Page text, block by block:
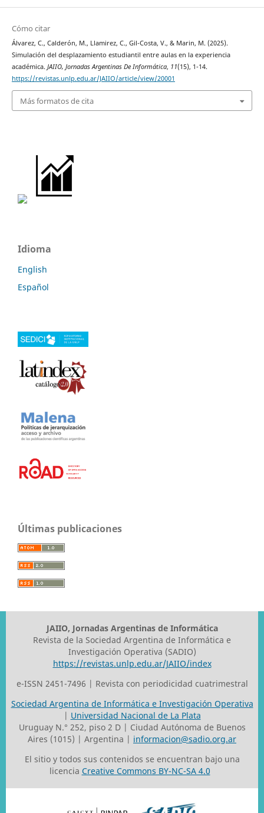
Cómo citar
Álvarez, C., Calderón, M., Llamirez, C., Gil-Costa, V., & Marin, M. (2025).
Simulación del desplazamiento estudiantil entre aulas en la experiencia
académica. JAIIO, Jornadas Argentinas De Informática, 11(15), 1-14.
https://revistas.unlp.edu.ar/JAIIO/article/view/20001
Más formatos de cita
Idioma
English
Español
Últimas publicaciones
JAIIO, Jornadas Argentinas de Informática
Revista de la Sociedad Argentina de Informática e
Investigación Operativa (SADIO)
https://revistas.unlp.edu.ar/JAIIO/index
e-ISSN 2451-7496 | Revista con periodicidad cuatrimestral
Sociedad Argentina de Informática e Investigación Operativa
| Universidad Nacional de La Plata
Uruguay N.° 252, piso 2 D | Ciudad Autónoma de Buenos
Aires (1015) | Argentina | informacion@sadio.org.ar
El sitio y todos sus contenidos se encuentran bajo una
licencia Creative Commons BY-NC-SA 4.0